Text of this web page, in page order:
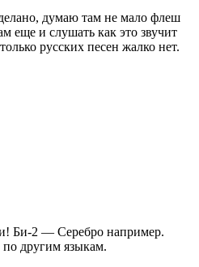
думаю там не мало флеш
еще и слушать как это звучит
русских песен жалко нет.
Би-2 — Серебро например.
другим языкам.